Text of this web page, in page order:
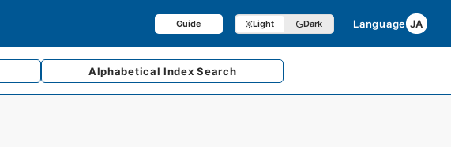
Guide Light Dark Language JA
AlphabeticalIndex Search